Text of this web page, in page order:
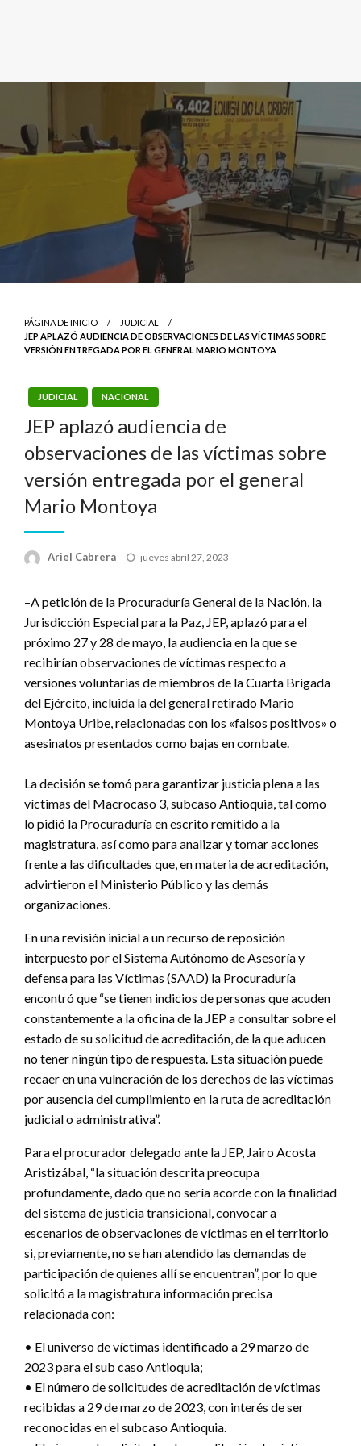
PÁGINA DE INICIO
JUDICIAL
JEP APLAZÓ AUDIENCIA DE OBSERVACIONES DE LAS VÍCTIMAS SOBRE
VERSIÓN ENTREGADA POR EL GENERAL MARIO MONTOYA
JUDICIAL NACIONAL
JEP aplazó audiencia de
observaciones de las víctimas sobre
versión entregada por el general
Mario Montoya
Ariel Cabrera
Publicado
jueves abril 27, 2023
–A petición de la Procuraduría General de la Nación, la
Jurisdicción Especial para la Paz, JEP, aplazó para el
próximo 27 y 28 de mayo, la audiencia en la que se
recibirían observaciones de víctimas respecto a
versiones voluntarias de miembros de la Cuarta Brigada
del Ejército, incluida la del general retirado Mario
Montoya Uribe, relacionadas con los «falsos positivos» o
asesinatos presentados como bajas en combate.
La decisión se tomó para garantizar justicia plena a las
víctimas del Macrocaso 3, subcaso Antioquia, tal como
lo pidió la Procuraduría en escrito remitido a la
magistratura, así como para analizar y tomar acciones
frente a las dificultades que, en materia de acreditación,
advirtieron el Ministerio Público y las demás
organizaciones.
En una revisión inicial a un recurso de reposición
interpuesto por el Sistema Autónomo de Asesoría y
defensa para las Víctimas (SAAD) la Procuraduría
encontró que “se tienen indicios de personas que acuden
constantemente a la oficina de la JEP a consultar sobre el
estado de su solicitud de acreditación, de la que aducen
no tener ningún tipo de respuesta. Esta situación puede
recaer en una vulneración de los derechos de las víctimas
por ausencia del cumplimiento en la ruta de acreditación
judicial o administrativa”.
Para el procurador delegado ante la JEP, Jairo Acosta
Aristizábal, “la situación descrita preocupa
profundamente, dado que no sería acorde con la finalidad
del sistema de justicia transicional, convocar a
escenarios de observaciones de víctimas en el territorio
si, previamente, no se han atendido las demandas de
participación de quienes allí se encuentran”, por lo que
solicitó a la magistratura información precisa
relacionada con:
• El universo de víctimas identificado a 29 marzo de
2023 para el sub caso Antioquia;
• El número de solicitudes de acreditación de víctimas
recibidas a 29 de marzo de 2023, con interés de ser
reconocidas en el subcaso Antioquia.